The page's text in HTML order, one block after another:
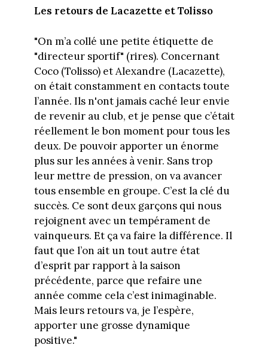
Les retours de Lacazette et Tolisso
"On m’a collé une petite étiquette de
"directeur sportif" (rires). Concernant
Coco (Tolisso) et Alexandre (Lacazette),
on était constamment en contacts toute
l’année. Ils n'ont jamais caché leur envie
de revenir au club, et je pense que c’était
réellement le bon moment pour tous les
deux. De pouvoir apporter un énorme
plus sur les années à venir. Sans trop
leur mettre de pression, on va avancer
tous ensemble en groupe. C’est la clé du
succès. Ce sont deux garçons qui nous
rejoignent avec un tempérament de
vainqueurs. Et ça va faire la différence. Il
faut que l’on ait un tout autre état
d’esprit par rapport à la saison
précédente, parce que refaire une
année comme cela c’est inimaginable.
Mais leurs retours va, je l’espère,
apporter une grosse dynamique
positive."